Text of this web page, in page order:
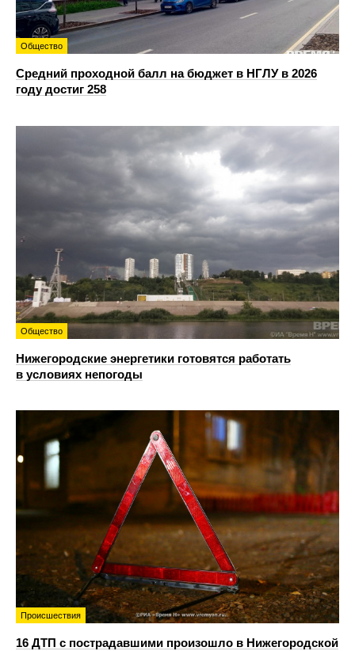
Общество
Средний проходной балл на бюджет в НГЛУ в 2026
году достиг 258
Общество
Нижегородские энергетики готовятся работать
в условиях непогоды
Происшествия
16 ДТП с пострадавшими произошло в Нижегородской